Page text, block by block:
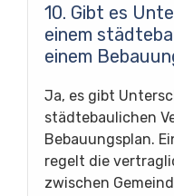
10. Gibt es
einem
einem
Ja, es gibt
städtebaulichen
Bebauungsplan.
regelt die
zwischen